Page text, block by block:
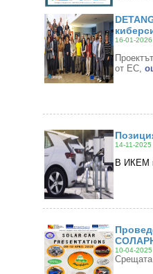
16-01-2026
от ЕС,
14-11-2025
В ИКЕМ
10-04-2025
Срещата